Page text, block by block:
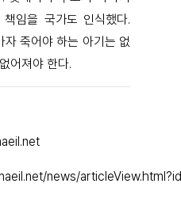
임을 국가도 인식했다.
자 죽어야 하는 아기는 없
어져야 한다.
news/